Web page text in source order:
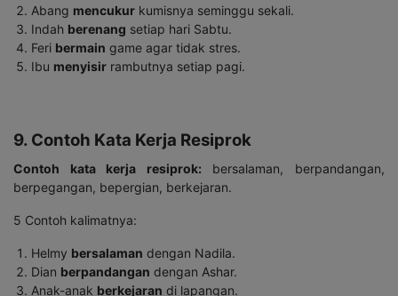
Abang mencukur kumisnya seminggu sekali.
Indah berenang setiap hari Sabtu.
Feri bermain game agar tidak stres.
Ibu menyisir rambutnya setiap pagi.
9. Contoh Kata Kerja Resiprok
Contoh kata kerja resiprok: bersalaman, berpandangan,
berpegangan, bepergian, berkejaran.
5 Contoh kalimatnya:
Helmy bersalaman dengan Nadila.
Dian berpandangan dengan Ashar.
Anak-anak berkejaran di lapangan.